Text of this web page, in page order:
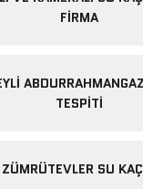
FIRMA
TESPITI
SU